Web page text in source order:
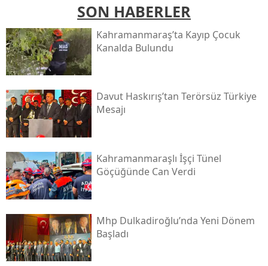
SON HABERLER
Kahramanmaraş’ta Kayıp Çocuk
Kanalda Bulundu
Davut Haskırış’tan Terörsüz Türkiye
Mesajı
Kahramanmaraşlı İşçi Tünel
Göçüğünde Can Verdi
Mhp Dulkadiroğlu’nda Yeni Dönem
Başladı